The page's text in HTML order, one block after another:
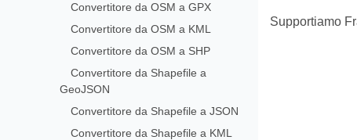
Convertitore da OSM a GPX
Convertitore da OSM a KML
Convertitore da OSM a SHP
Convertitore da Shapefile a
GeoJSON
Convertitore da Shapefile a JSON
Convertitore da Shapefile a KML
Supportiamo